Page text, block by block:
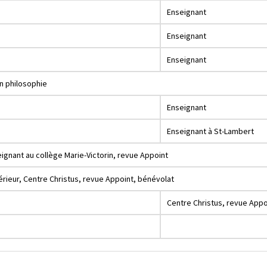
Enseignant
Enseignant
Enseignant
philosophie
Enseignant
Enseignant à St-Lambert
au collège Marie-Victorin, revue Appoint
Centre Christus, revue Appoint, bénévolat
Centre Christus, revue